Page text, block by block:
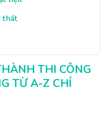
thất
THI CÔNG
TỪ A-Z CHỈ